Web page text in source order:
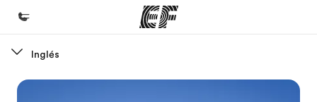
Bienvenido a EF
Inglés